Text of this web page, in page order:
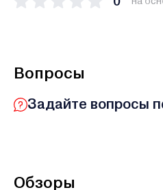
Вопросы
Задайте вопросы
Обзоры